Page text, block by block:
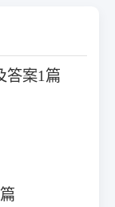
答案1篇